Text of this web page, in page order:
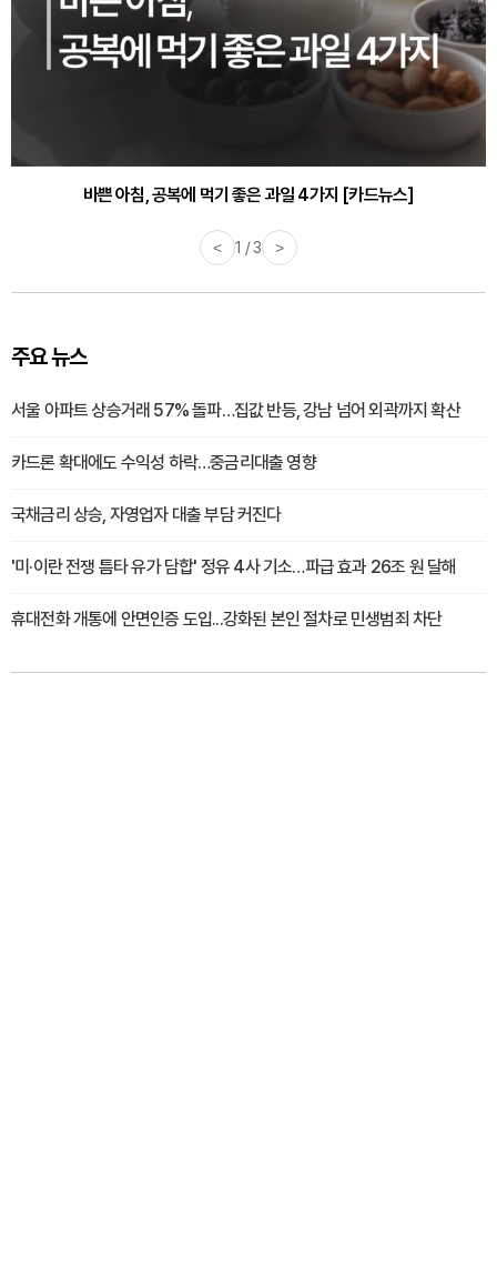
바쁜 아침, 공복에 먹기 좋은 과일 4가지 [카드뉴스]
< 1 / 3 >
주요 뉴스
서울 아파트 상승거래 57% 돌파…집값 반등, 강남 넘어 외곽까지 확산
카드론 확대에도 수익성 하락…중금리대출 영향
국채금리 상승, 자영업자 대출 부담 커진다
'미·이란 전쟁 틈타 유가 담합' 정유 4사 기소…파급 효과 26조 원 달해
휴대전화 개통에 안면인증 도입...강화된 본인 절차로 민생범죄 차단